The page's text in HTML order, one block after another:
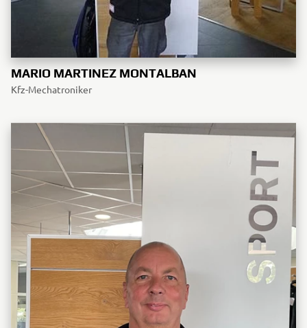
MARIO MARTINEZ MONTALBAN
Kfz-Mechatroniker